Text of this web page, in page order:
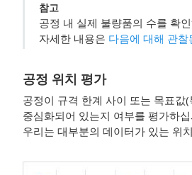
참고
공정 내 실제 불량품의 수를 확
자세한 내용은 다음에 대해 관
공정 위치 평가
공정이 규격 한계 사이 또는 목표값
중심화되어 있는지 여부를 평가하
우리는 대부분의 데이터가 있는 위